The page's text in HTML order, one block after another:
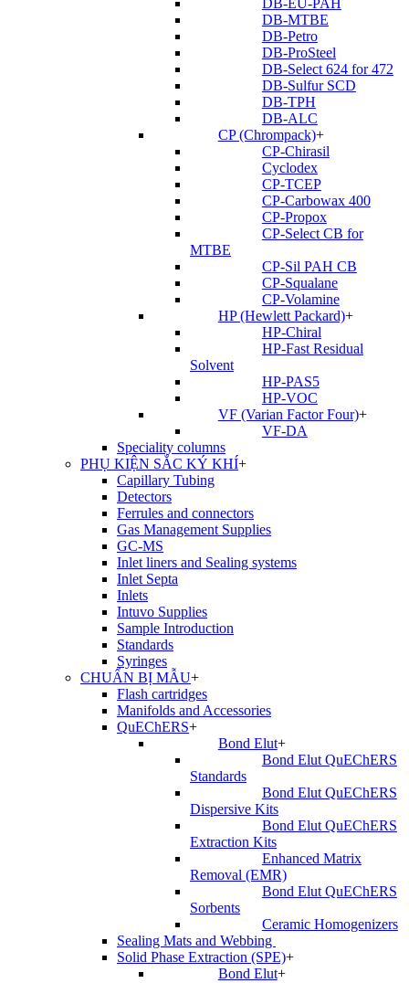
DB-EU-PAH
DB-MTBE
DB-Petro
DB-ProSteel
DB-Select 624 for 472
DB-Sulfur SCD
DB-TPH
DB-ALC
CP (Chrompack)+
CP-Chirasil
Cyclodex
CP-TCEP
CP-Carbowax 400
CP-Propox
CP-Select CB for
MTBE
CP-Sil PAH CB
CP-Squalane
CP-Volamine
HP (Hewlett Packard)+
HP-Chiral
HP-Fast Residual
Solvent
HP-PAS5
HP-VOC
VF (Varian Factor Four)+
VF-DA
Speciality columns
PHỤ KIỆN SẮC KÝ KHÍ+
Capillary Tubing
Detectors
Ferrules and connectors
Gas Management Supplies
GC-MS
Inlet liners and Sealing systems
Inlet Septa
Inlets
Intuvo Supplies
Sample Introduction
Standards
Syringes
CHUẨN BỊ MẪU+
Flash cartridges
Manifolds and Accessories
QuEChERS+
Bond Elut+
Bond Elut QuEChERS
Standards
Bond Elut QuEChERS
Dispersive Kits
Bond Elut QuEChERS
Extraction Kits
Enhanced Matrix
Removal (EMR)
Bond Elut QuEChERS
Sorbents
Ceramic Homogenizers
Sealing Mats and Webbing
Solid Phase Extraction (SPE)+
Bond Elut+